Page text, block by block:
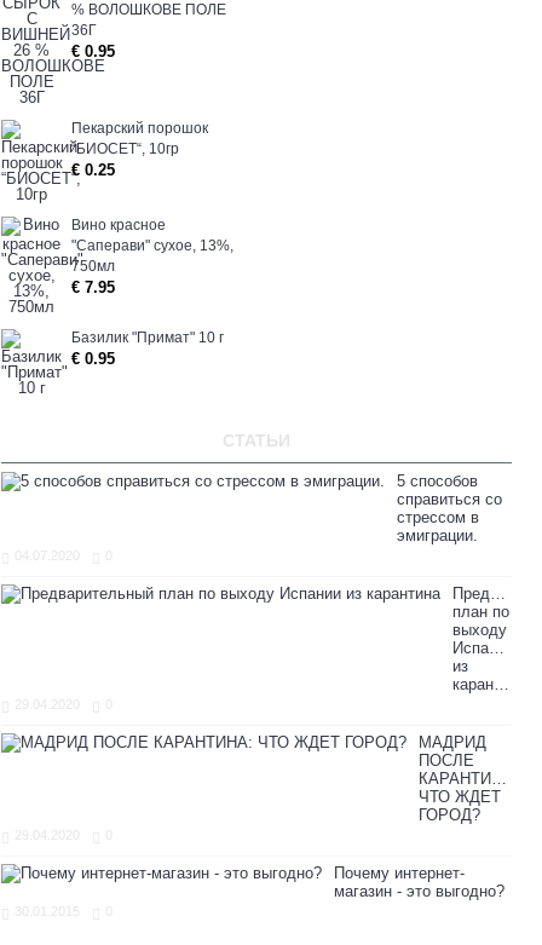
% ВОЛОШКОВЕ ПОЛЕ
36Г
€ 0.95
Пекарский порошок
“БИОСЕТ“, 10гp
€ 0.25
Вино красное
"Саперави" сухое, 13%,
750мл
€ 7.95
Базилик "Примат" 10 г
€ 0.95
СТАТЬИ
5 способов
справиться со
стрессом в
эмиграции.
04.07.2020
план по
выходу
Испании
из
карантина
29.04.2020
МАДРИД
ПОСЛЕ
КАРАНТИНА:
ЧТО ЖДЕТ
ГОРОД?
29.04.2020
Почему интернет-
магазин - это выгодно?
30.01.2015